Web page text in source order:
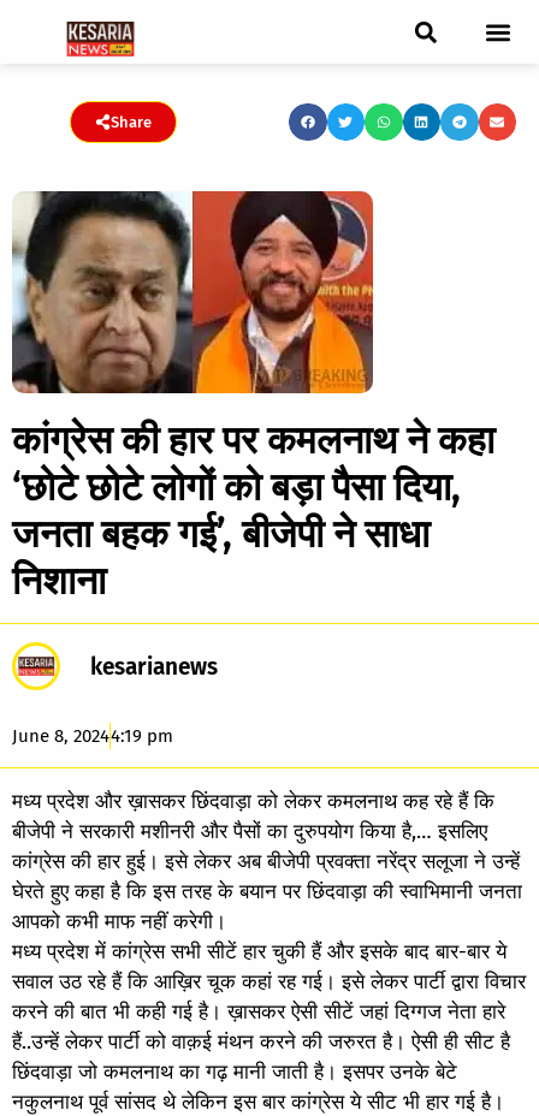
Share
कांग्रेस की हार पर कमलनाथ ने कहा
‘छोटे छोटे लोगों को बड़ा पैसा दिया,
जनता बहक गई’, बीजेपी ने साधा
निशाना
kesarianews
June 8, 20244:19 pm
मध्य प्रदेश और ख़ासकर छिंदवाड़ा को लेकर कमलनाथ कह रहे हैं कि
बीजेपी ने सरकारी मशीनरी और पैसों का दुरुपयोग किया है,… इसलिए
कांग्रेस की हार हुई। इसे लेकर अब बीजेपी प्रवक्ता नरेंद्र सलूजा ने उन्हें
घेरते हुए कहा है कि इस तरह के बयान पर छिंदवाड़ा की स्वाभिमानी जनता
आपको कभी माफ नहीं करेगी।
मध्य प्रदेश में कांग्रेस सभी सीटें हार चुकी हैं और इसके बाद बार-बार ये
सवाल उठ रहे हैं कि आख़िर चूक कहां रह गई। इसे लेकर पार्टी द्वारा विचार
करने की बात भी कही गई है। ख़ासकर ऐसी सीटें जहां दिग्गज नेता हारे
हैं..उन्हें लेकर पार्टी को वाक़ई मंथन करने की जरुरत है। ऐसी ही सीट है
छिंदवाड़ा जो कमलनाथ का गढ़ मानी जाती है। इसपर उनके बेटे
नकुलनाथ पूर्व सांसद थे लेकिन इस बार कांग्रेस ये सीट भी हार गई है।